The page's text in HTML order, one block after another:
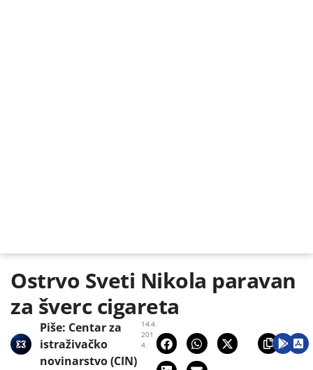
Ostrvo Sveti Nikola paravan
za šverc cigareta
14.4.
201
4.
Piše: Centar za
istraživačko
novinarstvo (CIN)